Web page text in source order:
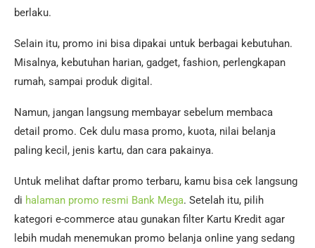
berlaku.
Selain itu, promo ini bisa dipakai untuk berbagai kebutuhan.
Misalnya, kebutuhan harian, gadget, fashion, perlengkapan
rumah, sampai produk digital.
Namun, jangan langsung membayar sebelum membaca
detail promo. Cek dulu masa promo, kuota, nilai belanja
paling kecil, jenis kartu, dan cara pakainya.
Untuk melihat daftar promo terbaru, kamu bisa cek langsung
di halaman promo resmi Bank Mega. Setelah itu, pilih
kategori e-commerce atau gunakan filter Kartu Kredit agar
lebih mudah menemukan promo belanja online yang sedang